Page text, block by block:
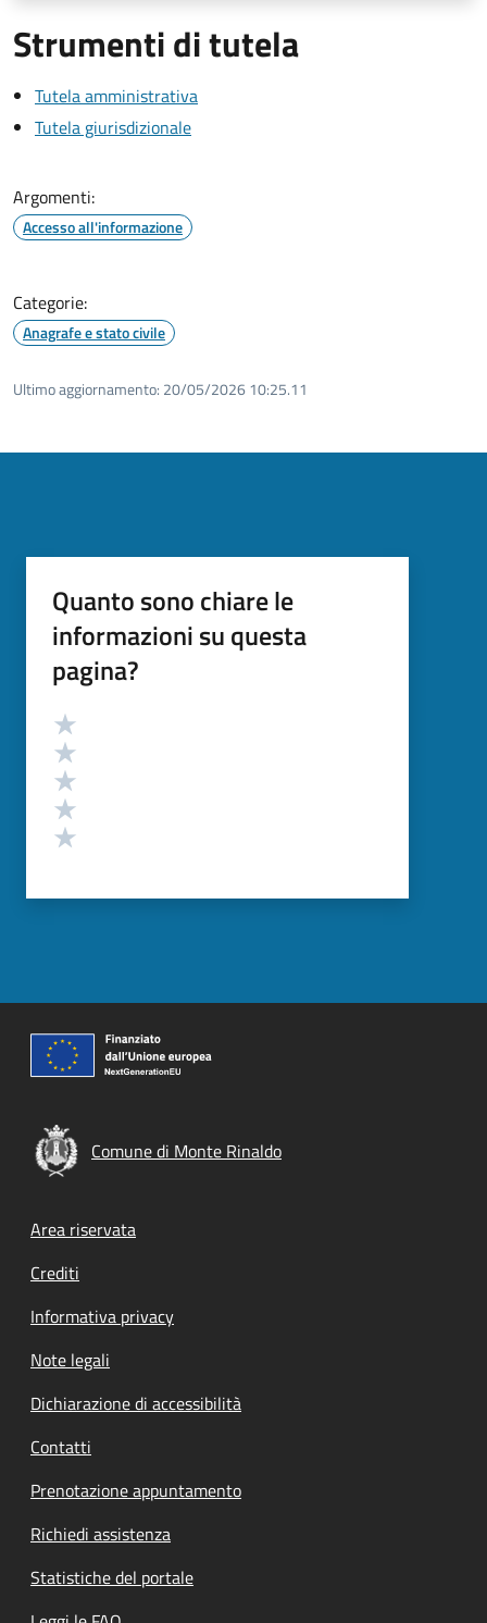
Strumenti di tutela
Tutela amministrativa
Tutela giurisdizionale
Argomenti:
Accesso all'informazione
Categorie:
Anagrafe e stato civile
Ultimo aggiornamento: 20/05/2026 10:25.11
Quanto sono chiare le
informazioni su questa
pagina?
Valutazione
Comune di Monte Rinaldo
Footer menu
Area riservata
Crediti
Informativa privacy
Note legali
Dichiarazione di accessibilità
Contatti
Prenotazione appuntamento
Richiedi assistenza
Statistiche del portale